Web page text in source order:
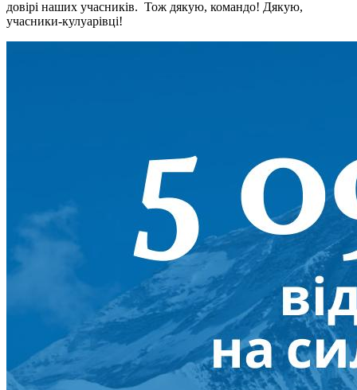
довірі наших учасників. Тож дякую, командо! Дякую,
учасники-кулуарівці!